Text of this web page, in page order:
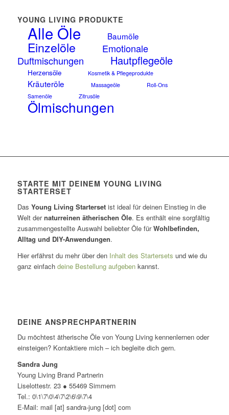
YOUNG LIVING PRODUKTE
Alle Öle Baumöle
Einzelöle
Emotionale
Duftmischungen
Hautpflegeöle
Herzensöle Kosmetik & Pflegeprodukte
Kräuteröle Massageöle
Roll-Ons
Samenöle
Zitrusöle
Ölmischungen
STARTE MIT DEINEM YOUNG LIVING
STARTERSET
Das Young Living Startersetist ideal für deinen Einstieg in die
Welt dernaturreinen ätherischen Öle. Es enthält eine sorgfältig
zusammengestellte Auswahl beliebter Öle fürWohlbefinden,
Alltag und DIY-Anwendungen.
Hier erfährst du mehr über den Inhalt des Startersets und wie du
ganz einfach deine Bestellung aufgebenkannst.
DEINE ANSPRECHPARTNERIN
Du möchtest ätherische Öle von Young Living kennenlernen oder
einsteigen? Kontaktiere mich – ich begleite dich gern.
Sandra Jung
Young Living Brand Partnerin
Liselottestr. 23 ● 55469 Simmern
Tel.: 0\1\7\0\4\7\2\6\9\7\4
E-Mail: mail [at] sandra-jung [dot] com